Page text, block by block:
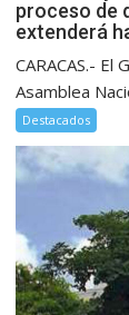
proceso de
extenderá
CARACAS.-
Asamblea
Destacados